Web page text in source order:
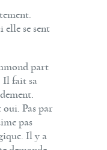
se sent
part
Il fait sa
Pas par
pas
Il y a